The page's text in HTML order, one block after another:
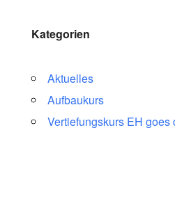
Kategorien
Aktuelles
Aufbaukurs
Vertiefungskurs EH goes